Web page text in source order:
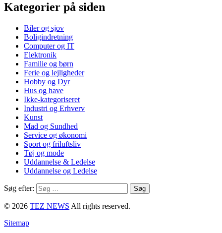
Kategorier på siden
Biler og sjov
Boligindretning
Computer og IT
Elektronik
Familie og børn
Ferie og lejligheder
Hobby og Dyr
Hus og have
Ikke-kategoriseret
Industri og Erhverv
Kunst
Mad og Sundhed
Service og økonomi
Sport og friluftsliv
Tøj og mode
Uddannelse & Ledelse
Uddannelse og Ledelse
Søg efter:
© 2026 TEZ NEWS All rights reserved.
Sitemap